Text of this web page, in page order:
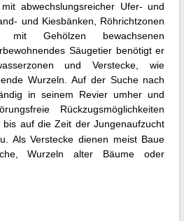
abwechslungsreicher Ufer- und
und Kiesbänken, Röhrichtzonen
Gehölzen bewachsenen
Säugetier benötigt er
und Verstecke, wie
Wurzeln. Auf der Suche nach
in seinem Revier umher und
Rückzugsmöglichkeiten
auf die Zeit der Jungenaufzucht
Als Verstecke dienen meist Baue
Wurzeln alter Bäume oder